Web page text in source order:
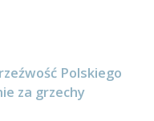
Polskiego
za grzechy